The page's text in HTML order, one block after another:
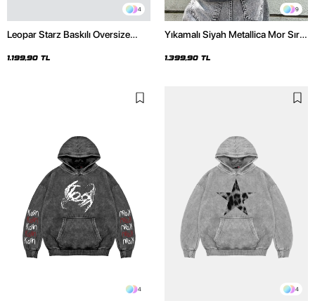
4
Leopar Starz Baskılı Oversize
1.199,90 TL
9
Yıkamalı Siyah Metallica Mor Sırt
Hoodie
1.399,90 TL
4 4